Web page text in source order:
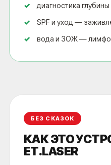
диагностика
SPF и уход —
вода и ЗОЖ —
БЕЗ СКАЗОК
КАК ЭТО
ET.LASER